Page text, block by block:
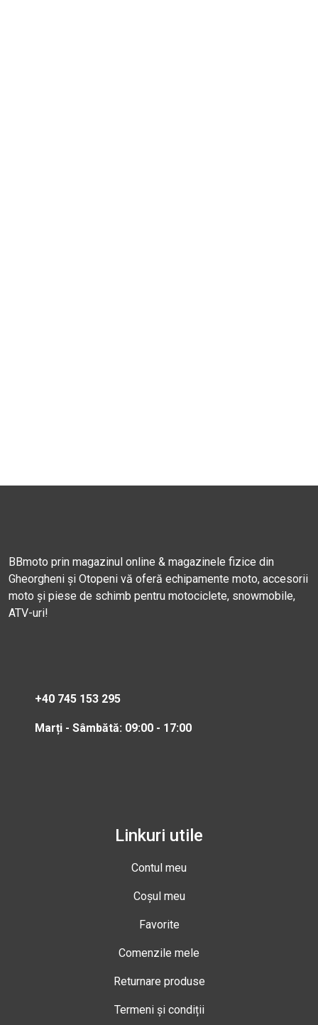
BBmoto prin magazinul online & magazinele fizice din
Gheorgheni și Otopeni vă oferă echipamente moto, accesorii
moto și piese de schimb pentru motociclete, snowmobile,
ATV-uri!
+40 745 153 295
Marți - Sâmbătă: 09:00 - 17:00
Linkuri utile
Contul meu
Coșul meu
Favorite
Comenzile mele
Returnare produse
Termeni și condiții